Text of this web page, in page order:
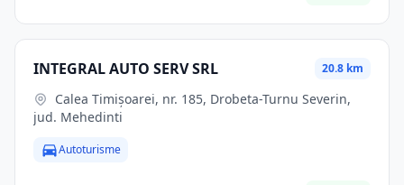
INTEGRAL AUTO SERV SRL 20.8 km
jud. Mehedinti
Autoturisme